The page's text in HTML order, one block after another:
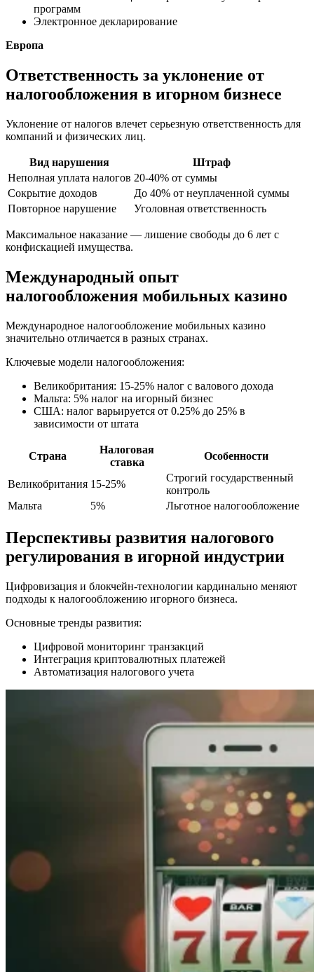
программ
Электронное декларирование
Европа
Ответственность за уклонение от
налогообложения в игорном бизнесе
Уклонение от налогов влечет серьезную ответственность для
компаний и физических лиц.
Вид нарушения
Штраф
Неполная уплата налогов 20-40% от суммы
Сокрытие доходов
До 40% от неуплаченной суммы
Повторное нарушение
Уголовная ответственность
Максимальное наказание — лишение свободы до 6 лет с
конфискацией имущества.
Международный опыт
налогообложения мобильных казино
Международное налогообложение мобильных казино
значительно отличается в разных странах.
Ключевые модели налогообложения:
Великобритания: 15-25% налог с валового дохода
Мальта: 5% налог на игорный бизнес
США: налог варьируется от 0.25% до 25% в
зависимости от штата
Страна
Налоговая
ставка
Особенности
Великобритания 15-25%
Строгий государственный
контроль
Мальта
5% Льготное налогообложение
Перспективы развития налогового
регулирования в игорной индустрии
Цифровизация и блокчейн-технологии кардинально меняют
подходы к налогообложению игорного бизнеса.
Основные тренды развития:
Цифровой мониторинг транзакций
Интеграция криптовалютных платежей
Автоматизация налогового учета